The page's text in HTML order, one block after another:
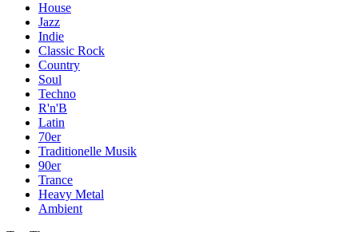
House
Jazz
Indie
Classic Rock
Country
Soul
Techno
R'n'B
Latin
70er
Traditionelle Musik
90er
Trance
Heavy Metal
Ambient